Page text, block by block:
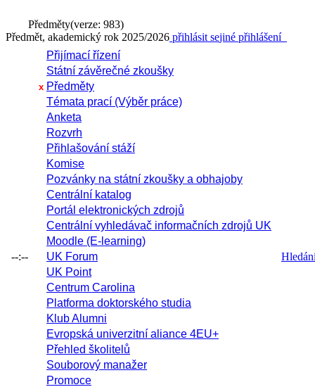
Předměty(verze: 983)
Předmět, akademický rok 2025/2026 přihlásit sejiné přihlášení
--:--
Přijímací řízení
Státní závěrečné zkoušky
x Předměty
Témata prací (Výběr práce)
Anketa
Rozvrh
Přihlašování stáží
Komise
Pozvánky na státní zkoušky a obhajoby
Centrální katalog
Portál elektronických zdrojů
Centrální vyhledávač informačních zdrojů UK
Moodle (E-learning)
UK Forum
UK Point
Centrum Carolina
Platforma doktorského studia
Klub Alumni
Evropská univerzitní aliance 4EU+
Přehled školitelů
Souborový manažer
Promoce